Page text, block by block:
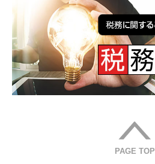
PAGE TOP